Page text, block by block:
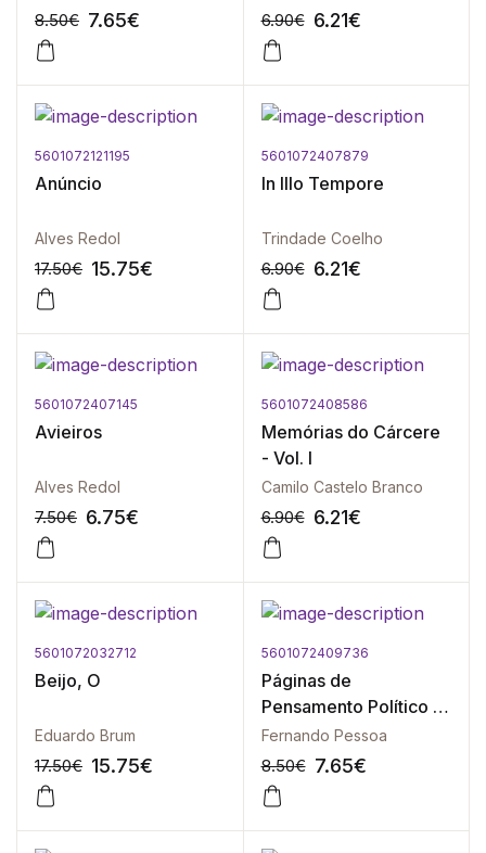
8.50€ 7.65€ 6.90€ 6.21€
5601072121195
Anúncio
Alves Redol
17.50€ 15.75€
5601072407879
In Illo Tempore
Trindade Coelho
6.90€ 6.21€
5601072407145
Avieiros
Alves Redol
7.50€ 6.75€
5601072408586
Memórias do Cárcere
- Vol. I
Camilo Castelo Branco
6.90€ 6.21€
5601072032712
Beijo, O
Eduardo Brum
17.50€ 15.75€
5601072409736
Páginas de
Pensamento Político -
Vol. I ( 1910-1919 )
Fernando Pessoa
8.50€ 7.65€